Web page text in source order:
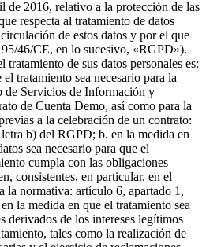
de 2016, relativo a la protección de las
respecta al tratamiento de datos
de estos datos y por el que
46/CE, en lo sucesivo, «RGPD»).
tratamiento de sus datos personales es:
tratamiento sea necesario para la
de Servicios de Información y
de Cuenta Demo, así como para la
a la celebración de un contrato:
b) del RGPD; b. en la medida en
sea necesario para que el
cumpla con las obligaciones
consistentes, en particular, en el
la normativa: artículo 6, apartado 1,
la medida en que el tratamiento sea
derivados de los intereses legítimos
tales como la realización de